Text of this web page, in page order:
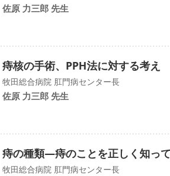
佐原 力三郎 先生
痔核の手術、PPH法に対する考え
牧田総合病院 肛門病センター長
佐原 力三郎 先生
痔の種類―痔のことを正しく知っ
牧田総合病院 肛門病センター長